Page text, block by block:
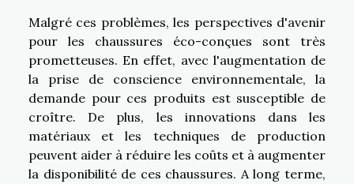
Malgré ces problèmes, les perspectives d'avenir
pour les chaussures éco-conçues sont très
prometteuses. En effet, avec l'augmentation de
la prise de conscience environnementale, la
demande pour ces produits est susceptible de
croître. De plus, les innovations dans les
matériaux et les techniques de production
peuvent aider à réduire les coûts et à augmenter
la disponibilité de ces chaussures. A long terme,